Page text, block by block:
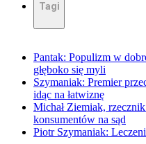
Tagi
Pantak: Populizm w
głęboko się myli
Szymaniak: Premier
idąc na łatwiznę
Michał Ziemiak,
konsumentów na sąd
Piotr Szymaniak: